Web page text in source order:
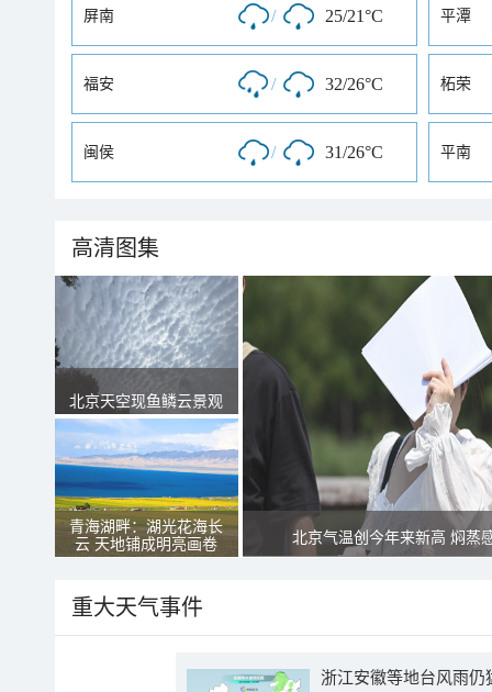
屏南 / 25/21°C 平潭
福安 / 32/26°C 柘荣
闽侯 / 31/26°C 平南
高清图集
北京天空现鱼鳞云景观
青海湖畔：湖光花海长
云 天地铺成明亮画卷
北京气温创今年来新高 焖蒸
重大天气事件
浙江安徽等地台风雨